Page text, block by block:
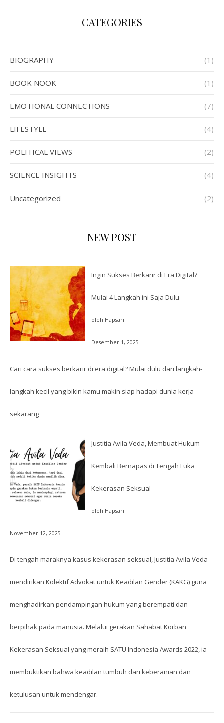
CATEGORIES
BIOGRAPHY (1)
BOOK NOOK (1)
EMOTIONAL CONNECTIONS (7)
LIFESTYLE (4)
POLITICAL VIEWS (2)
SCIENCE INSIGHTS (4)
Uncategorized (2)
NEW POST
Ingin Sukses Berkarir di Era Digital?
Mulai 4 Langkah ini Saja Dulu
oleh Hapsari
Desember 1, 2025
Cari cara sukses berkarir di era digital? Mulai dulu dari langkah-
langkah kecil yang bikin kamu makin siap hadapi dunia kerja
sekarang
Justitia Avila Veda, Membuat Hukum
Kembali Bernapas di Tengah Luka
Kekerasan Seksual
oleh Hapsari
November 12, 2025
Di tengah maraknya kasus kekerasan seksual, Justitia Avila Veda
mendirikan Kolektif Advokat untuk Keadilan Gender (KAKG) guna
menghadirkan pendampingan hukum yang berempati dan
berpihak pada manusia. Melalui gerakan Sahabat Korban
Kekerasan Seksual yang meraih SATU Indonesia Awards 2022, ia
membuktikan bahwa keadilan tumbuh dari keberanian dan
ketulusan untuk mendengar.